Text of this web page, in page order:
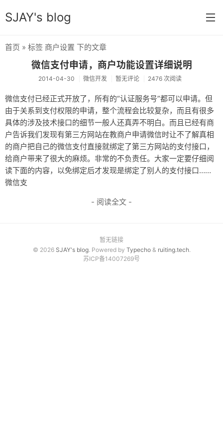
SJAY's blog
学习笔记
前端学习
参考手册
微信开发
php开发
资源
电影剧集
免费资源
源码分享
首页 » 标签 商户设置 下的文章
微信支付申请，商户功能设置详细说明
2014-04-30 微信开发 暂无评论 2476 次阅读
微信支付已经正式开放了，所有的“认证服务号”都可以申请。但
由于关系到支付权限的申请，整个流程会比较复杂，而且有很多
具体的涉及技术接口的细节一般人还真弄不明白。而且已经有商
户告诉我们发现有第三方网站在教商户申请微信时让不了解真相
的商户把自己的微信支付直接就绑定了第三方网站的支付接口，
给商户带来了很大的麻烦。非常的不负责任。大家一定要仔细阅
读下面的内容，以免绑定后才发现是绑定了别人的支付接口……
微信支
- 阅读全文 -
暂无链接
© 2026 SJAY's blog. Powered by Typecho& ruiting.tech.
苏ICP备14007269号